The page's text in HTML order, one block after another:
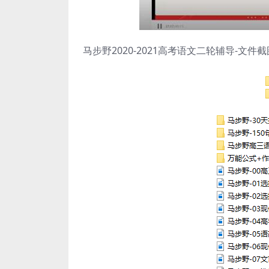
马步野2020-2021高考语文二轮辅导-文件